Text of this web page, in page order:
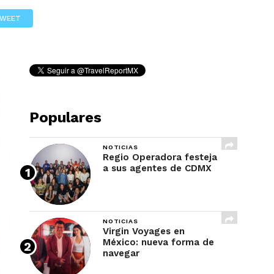
REVISTA
Populares
NOTICIAS
Regio Operadora festeja
a sus agentes de CDMX
NOTICIAS
Virgin Voyages en
México: nueva forma de
navegar